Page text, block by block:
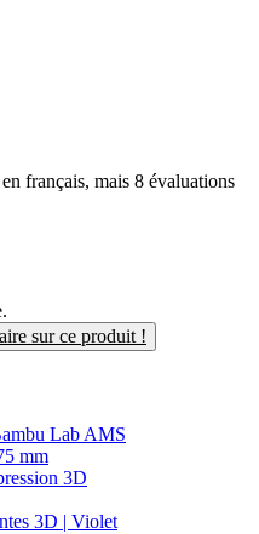
français, mais 8 évaluations
sur ce produit !
Lab AMS
mm
3D
3D | Violet